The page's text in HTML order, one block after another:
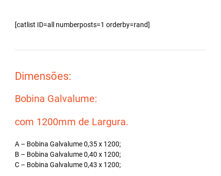
[catlist ID=all numberposts=1 orderby=rand]
Dimensões:
Bobina Galvalume:
com 1200mm de Largura.
A – Bobina Galvalume 0,35 x 1200;
B – Bobina Galvalume 0,40 x 1200;
C – Bobina Galvalume 0,43 x 1200;